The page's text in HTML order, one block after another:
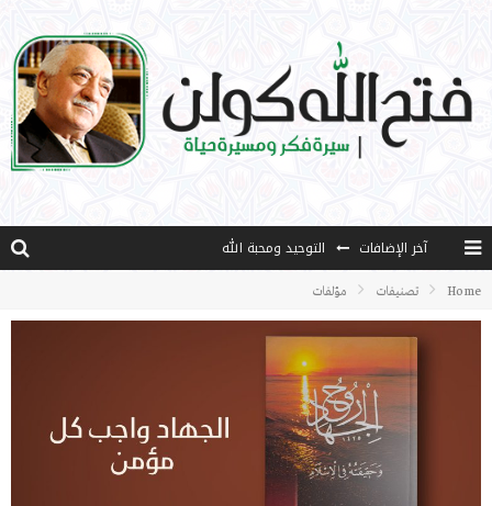
آخر الإضافات
التوحيد ومحبة الله
منهج قراءة جديدة
الشروق
كتاب طرق الإرشاد: 36- التضحية
Home تصنيفات مؤلفات